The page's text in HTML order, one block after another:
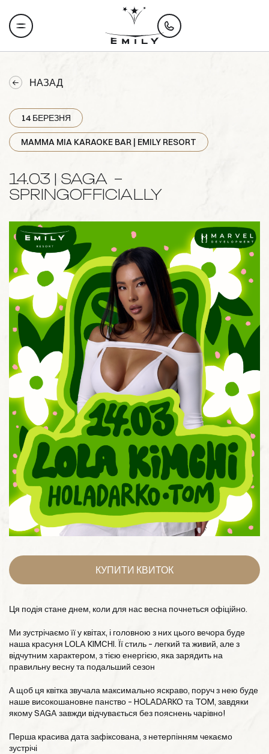
НАЗАД
14 БЕРЕЗНЯ
MAMMA MIA KARAOKE BAR | EMILY RESORT
14.03 | SAGA –
SPRINGOFFICIALLY
КУПИТИ КВИТОК
Ця подія стане днем, коли для нас весна почнеться офіційно.
Ми зустрічаємо її у квітах, і головною з них цього вечора буде
наша красуня LOLA KIMCHI. Її стиль – легкий та живий, але з
відчутним характером, з тією енергією, яка зарядить на
правильну весну та подальший сезон
А щоб ця квітка звучала максимально яскраво, поруч з нею буде
наше високошановне панство – HOLADARKO та TOM, завдяки
якому SAGA завжди відчувається без пояснень чарівно!
Перша красива дата зафіксована, з нетерпінням чекаємо
зустрічі